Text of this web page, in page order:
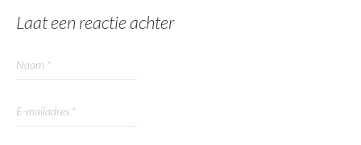
Laat een reactie achter